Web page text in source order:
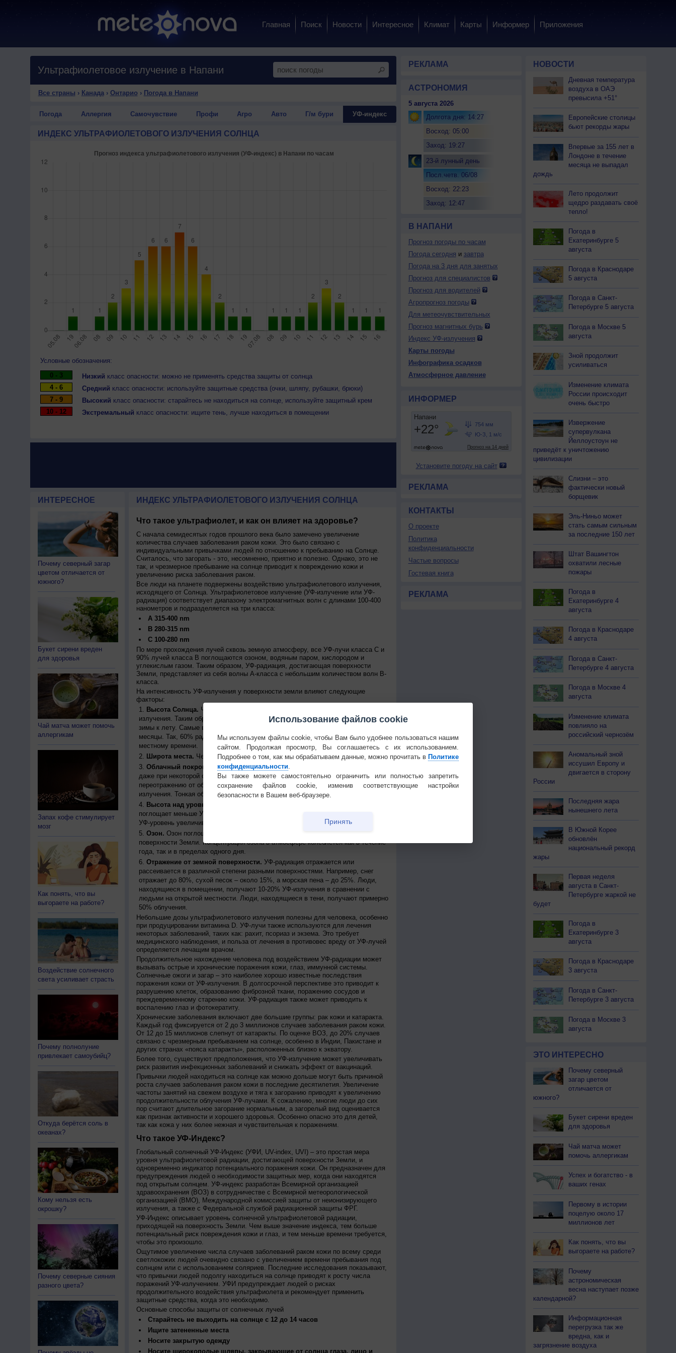
Главная Поиск Новости Интересное Климат Карты Информер Приложения
Ультрафиолетовое излучение в Напани
Все страны › Канада› Онтарио › Погода в Напани
Погода Аллергия Самочувствие Профи Агро Авто Г/м бури УФ-индекс
ИНДЕКС УЛЬТРАФИОЛЕТОВОГО ИЗЛУЧЕНИЯ СОЛНЦА
Условные обозначения:
0 - 3
Низкий класс опасности: можно не применять средства защиты от солнца
4 - 6
Средний класс опасности: используйте защитные средства (очки, шляпу, рубашки, брюки)
7 - 9
Высокий класс опасности: старайтесь не находиться на солнце, используйте защитный крем
10 - 12
Экстремальный класс опасности: ищите тень, лучше находиться в помещении
ИНТЕРЕСНОЕ
Почему северный загар
цветом отличается от
южного?
Букет сирени вреден
для здоровья
Чай матча может помочь
аллергикам
Запах кофе стимулирует
мозг
Как понять, что вы
выгораете на работе?
Воздействие солнечного
света усиливает страсть
Почему полнолуние
привлекает самоубийц?
Откуда берётся соль в
океанах?
Кому нельзя есть
окрошку?
Почему северные сияния
разного цвета?
ИНДЕКС УЛЬТРАФИОЛЕТОВОГО ИЗЛУЧЕНИЯ СОЛНЦА
Что такое ультрафиолет, и как он влияет на здоровье?
С начала семидесятых годов прошлого века было замечено увеличение
количества случаев заболевания раком кожи. Это было связано с
индивидуальными привычками людей по отношению к пребыванию на Солнце.
Считалось, что загорать - это, несомненно, приятно и полезно. Однако, это не
так, и чрезмерное пребывание на солнце приводит к повреждению кожи и
увеличению риска заболевания раком.
Все люди на планете подвержены воздействию ультрафиолетового излучения,
исходящего от Солнца. Ультрафиолетовое излучение (УФ-излучение или УФ-
радиация) соответствует диапазону электромагнитных волн с длинами 100-400
нанометров и подразделяется на три класса:
A 315-400 nm
B 280-315 nm
C 100-280 nm
По мере прохождения лучей сквозь земную атмосферу, все УФ-лучи класса C и
90% лучей класса B поглощаются озоном, водяным паром, кислородом и
углекислым газом. Таким образом, УФ-радиация, достигающая поверхности
Земли, представляет из себя волны А-класса с небольшим количеством волн В-
класса.
На интенсивность УФ-излучения у поверхности земли влияют следующие
факторы:
Высота Солнца. Чем выше Солнце над горизонтом, тем сильнее уровень УФ-
излучения. Таким образом, уровень излучения колеблется от дня к ночи и от
зимы к лету. Самые высокие уровни достигаются около полудня в летние
месяцы. Так, 60% радиации приходит примерно между 11 и 15 часами дня по
местному времени.
Широта места. Чем ближе к экватору, тем выше уровень УФ-радиации
Облачный покров.
Уровень УФ-радиации выше при безоблачном небе, но
даже при некоторой облачности, излучение может быть сильным, благодаря
переотражению от облаков, создавая, таким образом, рассеянные источники
излучения. Тонкая облачность может пропускать до 90% УФ-лучей.
Высота над уровнем моря.
поглощает меньше УФ-радиации, поступающей от Солнца. Каждые 1000 метров
УФ-уровень увеличивается примерно на 10%.
Озон. Озон поглощает часть УФ-радиации, которая иначе могла бы достичь
поверхности Земли. Концентрация озона в атмосфере колеблется как в течение
года, так и в пределах одного дня.
Отражение от земной поверхности. УФ-радиация отражается или
рассеивается в различной степени разными поверхностями. Например, снег
отражает до 80%, сухой песок – около 15%, а морская пена – до 25%. Люди,
находящиеся в помещении, получают 10-20% УФ-излучения в сравнении с
людьми на открытой местности. Люди, находящиеся в тени, получают примерно
50% облучения.
Небольшие дозы ультрафиолетового излучения полезны для человека, особенно
при продуцировании витамина D. УФ-лучи также используются для лечения
некоторых заболеваний, таких как: рахит, псориаз и экзема. Это требует
медицинского наблюдения, и польза от лечения в противовес вреду от УФ-лучей
определяется лечащим врачом.
Продолжительное нахождение человека под воздействием УФ-радиации может
вызывать острые и хронические поражения кожи, глаз, иммунной системы.
Солнечные ожоги и загар – это наиболее хорошо известные последствия
поражения кожи от УФ-излучения. В долгосрочной перспективе это приводит к
разрушению клеток, образованию фиброзной ткани, поражению сосудов и
преждевременному старению кожи. УФ-радиация также может приводить к
воспалению глаз и фотокератиту.
Хронические заболевания включают две большие группы: рак кожи и катаракта.
Каждый год фиксируется от 2 до 3 миллионов случаев заболевания раком кожи.
От 12 до 15 миллионов слепнут от катаракты. По оценке ВОЗ, до 20% случаев
связано с чрезмерным пребыванием на солнце, особенно в Индии, Пакистане и
других странах «пояса катаракты», расположенных близко к экватору.
Более того, существуют предположения, что УФ-излучение может увеличивать
риск развития инфекционных заболеваний и снижать эффект от вакцинаций.
Привычки людей находиться на солнце как можно дольше могут быть причиной
роста случаев заболевания раком кожи в последние десятилетия. Увеличение
частоты занятий на свежем воздухе и тяга к загоранию приводят к увеличению
продолжительности облучения УФ-лучами. К сожалению, многие люди до сих
пор считают длительное загорание нормальным, а загорелый вид оценивается
как признак активности и хорошего здоровья. Особенно опасно это для детей,
так как кожа у них более нежная и чувствительная к поражениям.
Что такое УФ-Индекс?
Глобальный солнечный УФ-Индекс (УФИ, UV-index, UVI) – это простая мера
уровня ультрафиолетовой радиации, достигающей поверхности Земли, и
одновременно индикатор потенциального поражения кожи. Он предназначен для
предупреждения людей о необходимости защитных мер, когда они находятся
под открытым солнцем. УФ-индекс разработан Всемирной организацией
здравоохранения (ВОЗ) в сотрудничестве с Всемирной метеорологической
организацией (ВМО), Международной комиссией защиты от неионизирующего
излучения, а также с Федеральной службой радиационной защиты ФРГ.
УФ-Индекс описывает уровень солнечной ультрафиолетовой радиации,
приходящей на поверхность Земли. Чем выше значение индекса, тем больше
потенциальный риск повреждения кожи и глаз, и тем меньше времени требуется,
чтобы это произошло.
Ощутимое увеличение числа случаев заболеваний раком кожи по всему среди
светлокожих людей очевидно связано с увеличением времени пребывания под
солнцем или с использованием соляриев. Последние исследования показывают,
что привычки людей подолгу находиться на солнце приводят к росту числа
поражений УФ-излучением. УФИ предупреждает людей о рисках
продолжительного воздействия ультрафиолета и рекомендует применить
защитные средства, когда это необходимо.
Основные способы защиты от солнечных лучей
Старайтесь не выходить на солнце с 12 до 14 часов
Ищите затененные места
Носите закрытую одежду
Носите широкополые шляпы, закрывающие от солнца глаза, лицо и
РЕКЛАМА
АСТРОНОМИЯ
5 августа 2026
Долгота дня: 14:27
Восход: 05:00
Заход: 19:27
23-й лунный день
Посл.четв. 06/08
Восход: 22:23
Заход: 12:47
В НАПАНИ
Прогноз погоды по часам
Погода сегодня и завтра
Погода на 3 дня для занятых
Прогноз для специалистов
Прогноз для водителей
Агропрогноз погоды
Для метеочувствительных
Прогноз магнитных бурь
Индекс УФ-излучения
Карты погоды
Инфографика осадков
Атмосферное давление
ИНФОРМЕР
Установите погоду на сайт
РЕКЛАМА
КОНТАКТЫ
О проекте
Политика
конфиденциальности
Частые вопросы
Гостевая книга
РЕКЛАМА
НОВОСТИ
Дневная температура
воздуха в ОАЭ
превысила +51°
Европейские столицы
бьют рекорды жары
Впервые за 155 лет в
Лондоне в течение
месяца не выпадал
дождь
Лето продолжит
щедро раздавать своё
тепло!
Погода в
Екатеринбурге 5
августа
Погода в Краснодаре
5 августа
Погода в Санкт-
Петербурге 5 августа
Погода в Москве 5
августа
Зной продолжит
усиливаться
Изменение климата
России происходит
очень быстро
Извержение
супервулкана
Йеллоустоун не
приведёт к уничтожению
цивилизации
Слизни – это
фактически новый
борщевик
Эль-Ниньо может
стать самым сильным
за последние 150 лет
Штат Вашингтон
охватили лесные
пожары
Погода в
Екатеринбурге 4
августа
Погода в Краснодаре
4 августа
Погода в Санкт-
Петербурге 4 августа
Погода в Москве 4
августа
Изменение климата
повлияло на
российский чернозём
Аномальный зной
иссушил Европу и
двигается в сторону
России
Последняя жара
нынешнего лета
В Южной Корее
обновлён
национальный рекорд
жары
Первая неделя
августа в Санкт-
Петербурге жаркой не
будет
Погода в
Екатеринбурге 3
августа
Погода в Краснодаре
3 августа
Погода в Санкт-
Петербурге 3 августа
Погода в Москве 3
августа
ЭТО ИНТЕРЕСНО
Почему северный
загар цветом
отличается от
южного?
Букет сирени вреден
для здоровья
Чай матча может
помочь аллергикам
Успех и богатство - в
ваших генах
Первому в истории
поцелую около 17
миллионов лет
Как понять, что вы
выгораете на работе?
Почему
астрономическая
весна наступает позже
календарной?
Информационная
перегрузка так же
вредна, как и
загрязнение воздуха
Использование файлов cookie
Мы используем файлы cookie, чтобы Вам было удобнее пользоваться нашим
сайтом. Продолжая просмотр, Вы соглашаетесь с их использованием.
Подробнее о том, как мы обрабатываем данные, можно прочитать в Политике
конфиденциальности.
Вы также можете самостоятельно ограничить или полностью запретить
сохранение файлов cookie, изменив соответствующие настройки
безопасности в Вашем веб-браузере.
Принять